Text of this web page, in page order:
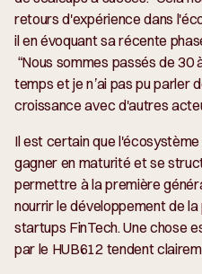
retours d'expérience dans
il en évoquant sa récente
“Nous sommes passés de 30
temps et je n’ai pas pu parler
croissance avec d'autres
Il est certain que
gagner en maturité et se
permettre à la première
nourrir le développement de
startups FinTech. Une chose
par le HUB612 tendent